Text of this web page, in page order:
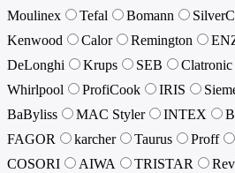
Moulinex
Tefal Bomann
Kenwood
Calor Remington
DeLonghi
Krups SEB Clatronic
Whirlpool
ProfiCook IRIS
BaByliss
MAC Styler INTEX
FAGOR
karcher Taurus Proff
COSORI
AIWA TRISTAR